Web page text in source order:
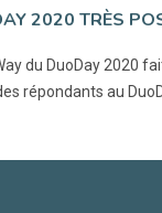
2020 TRÈS
du DuoDay 2020
répondants au